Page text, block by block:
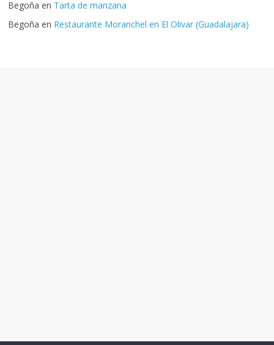
Begoña en Tarta de manzana
Begoña en Restaurante Moranchel en El Olivar (Guadalajara)